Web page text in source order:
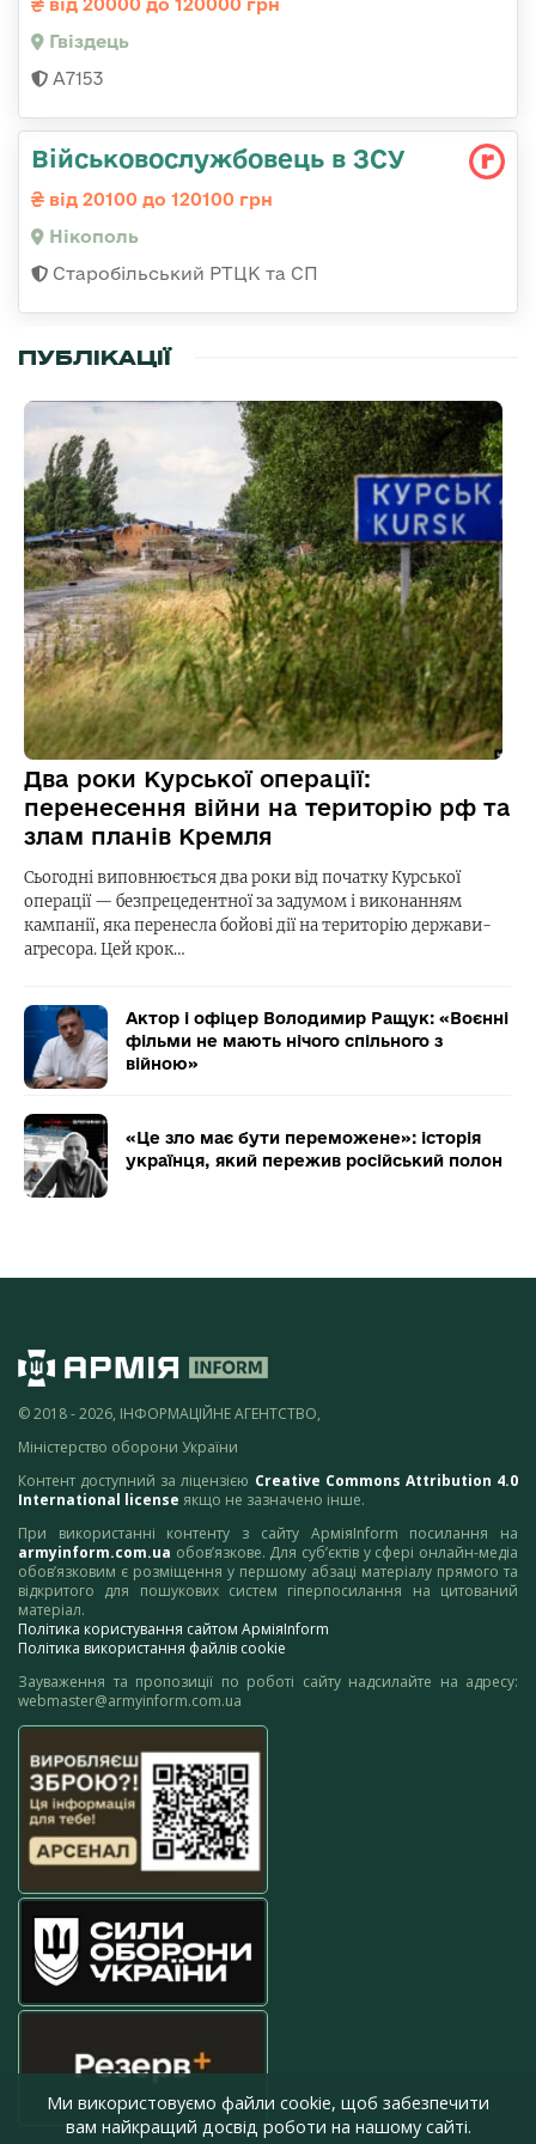
від 20000 до 120000 грн
Гвiздець
А7153
Військовослужбовець в ЗСУ
від 20100 до 120100 грн
Нікополь
Старобільський РТЦК та СП
ПУБЛІКАЦІЇ
Два роки Курської операції:
перенесення війни на територію рф та
злам планів Кремля
Сьогодні виповнюється два роки від початку Курської
операції — безпрецедентної за задумом і виконанням
кампанії, яка перенесла бойові дії на територію держави-
агресора. Цей крок…
Актор і офіцер Володимир Ращук: «Воєнні
фільми не мають нічого спільного з
війною»
«Це зло має бути переможене»: історія
українця, який пережив російський полон
© 2018 - 2026, ІНФОРМАЦІЙНЕ АГЕНТСТВО,
Міністерство оборони України
Контент доступний за ліцензією Creative Commons Attribution 4.0
International license якщо не зазначено інше.
При використанні контенту з сайту АрміяInform посилання на
armyinform.com.ua обов’язкове. Для суб’єктів у сфері онлайн-медіа
обов’язковим є розміщення у першому абзаці матеріалу прямого та
відкритого для пошукових систем гіперпосилання на цитований
матеріал.
Політика користування сайтом АрміяInform
Політика використання файлів cookie
Зауваження та пропозиції по роботі сайту надсилайте на адресу:
webmaster@armyinform.com.ua
Ми використовуємо файли cookie, щоб забезпечити
вам найкращий досвід роботи на нашому сайті.